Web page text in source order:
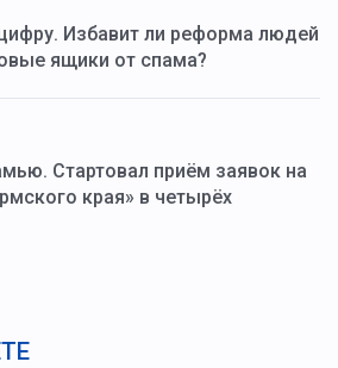
Избавит ли реформа людей
ящики от спама?
Стартовал приём заявок на
края» в четырёх